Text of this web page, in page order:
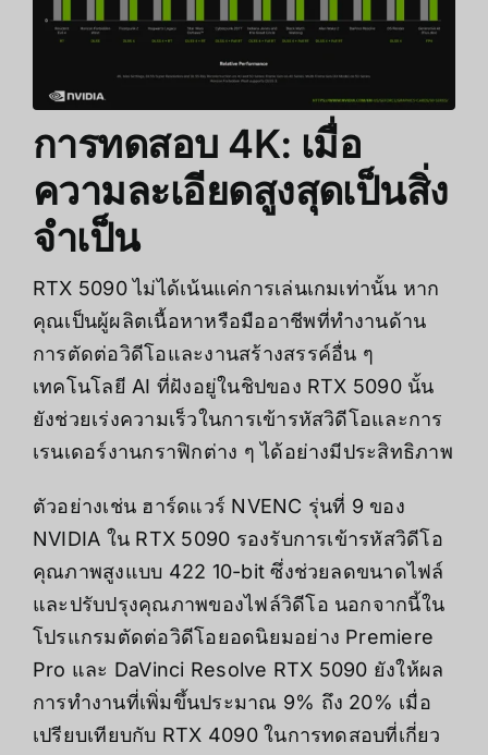
การทดสอบ 4K: เมื่อ
ความละเอียดสูงสุดเป็นสิ่ง
จำเป็น
RTX 5090 ไม่ได้เน้นแค่การเล่นเกมเท่านั้น หาก
คุณเป็นผู้ผลิตเนื้อหาหรือมืออาชีพที่ทำงานด้าน
การตัดต่อวิดีโอและงานสร้างสรรค์อื่น ๆ
เทคโนโลยี AI ที่ฝังอยู่ในชิปของ RTX 5090 นั้น
ยังช่วยเร่งความเร็วในการเข้ารหัสวิดีโอและการ
เรนเดอร์งานกราฟิกต่าง ๆ ได้อย่างมีประสิทธิภาพ
ตัวอย่างเช่น ฮาร์ดแวร์ NVENC รุ่นที่ 9 ของ
NVIDIA ใน RTX 5090 รองรับการเข้ารหัสวิดีโอ
คุณภาพสูงแบบ 422 10-bit ซึ่งช่วยลดขนาดไฟล์
และปรับปรุงคุณภาพของไฟล์วิดีโอ นอกจากนี้ใน
โปรแกรมตัดต่อวิดีโอยอดนิยมอย่าง Premiere
Pro และ DaVinci Resolve RTX 5090 ยังให้ผล
การทำงานที่เพิ่มขึ้นประมาณ 9% ถึง 20% เมื่อ
เปรียบเทียบกับ RTX 4090 ในการทดสอบที่เกี่ยว